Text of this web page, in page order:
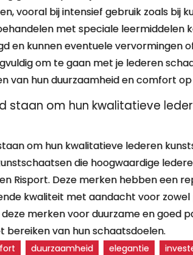
vooral bij intensief gebruik zoals bij
met speciale leermiddelen
en kunnen eventuele vervormingen
om te gaan met je lederen
van hun duurzaamheid en comfort op
staan om hun kwalitatieve
om hun kwalitatieve lederen
die hoogwaardige
Risport. Deze merken hebben een
kwaliteit met aandacht voor
merken voor duurzame en goed
bereiken van hun schaatsdoelen.
duurzaamheid elegantie